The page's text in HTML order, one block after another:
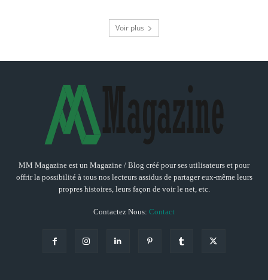
Voir plus
MM Magazine est un Magazine / Blog créé pour ses utilisateurs et pour
offrir la possibilité à tous nos lecteurs assidus de partager eux-même leurs
propres histoires, leurs façon de voir le net, etc.
Contactez Nous: Contact